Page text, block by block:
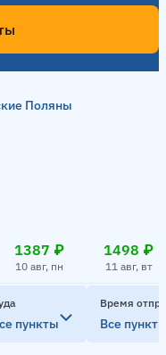
Поляны
1387 ₽
10 авг, пн
1498 ₽
11 авг, вт
пункты
Время
Все